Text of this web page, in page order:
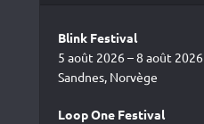
Blink Festival
5 août 2026 – 8 août 2026
Sandnes, Norvège
Loop One Festival